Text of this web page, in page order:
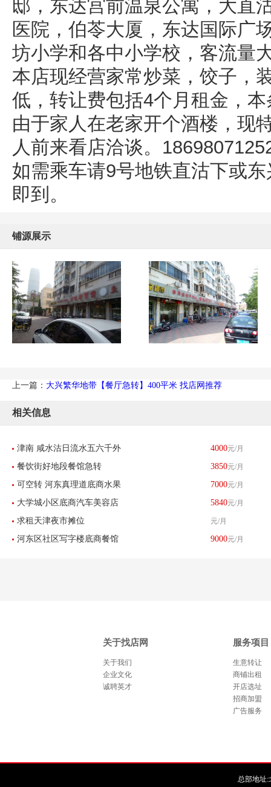
邸，东达宫前温泉公寓，大直
医院，伯苓大厦，东达国际广
坊小学和各中小学校，客流量
本店现经营家常炒菜，饺子，
低，转让费包括4个月租金，
由于家人在老家开个酒楼， 现
人前来看店洽谈。
如需乘车请9号地铁直沽下或
即到。
铺源展示
上一篇： 大兴繁华地带【餐厅急转】400平米 找店网推荐
相关信息
津南 咸水沽日流水五六千外
卖餐馆带生意转让 酒楼餐饮
4000元/月
餐饮街好地段餐馆急转 3850元/月
可空转 河东真理道底商水果
店刨冰店转让
7000元/月
大学城小区底商汽车美容店
转让
5840元/月
求租天津夜市摊位 元/月
河东区社区写字楼底商餐馆 9000元/月
关于找店网
关于我们
企业文化
诚聘英才
服务项目
生意转让
商铺出租
开店选址
招商加盟
广告服务
总部地址: